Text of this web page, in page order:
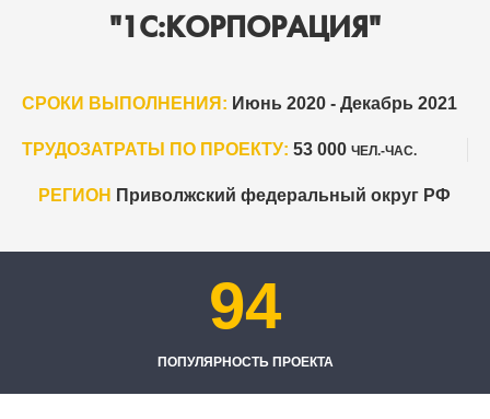
"1С:КОРПОРАЦИЯ"
СРОКИ ВЫПОЛНЕНИЯ: Июнь 2020 - Декабрь 2021
ТРУДОЗАТРАТЫ ПО ПРОЕКТУ: 53 000 ЧЕЛ.-ЧАС.
РЕГИОН Приволжский федеральный округ РФ
94
ПОПУЛЯРНОСТЬ ПРОЕКТА